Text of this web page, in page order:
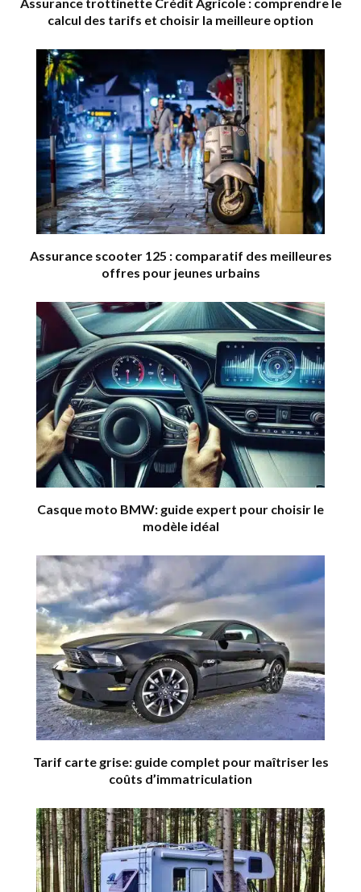
calcul des tarifs et choisir la meilleure option
Assurance scooter 125 : comparatif des meilleures
offres pour jeunes urbains
Casque moto BMW: guide expert pour choisir le
modèle idéal
Tarif carte grise: guide complet pour maîtriser les
coûts d’immatriculation